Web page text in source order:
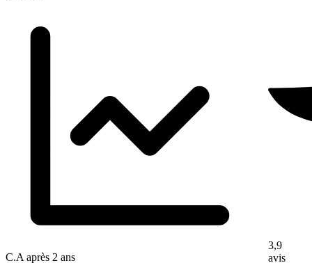
C.A après 2 ans
3,9
avis